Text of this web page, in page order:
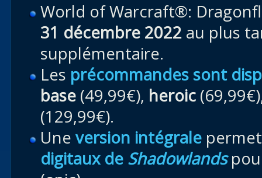
World of Warcraft®:
31 décembre 2022 au plus
supplémentaire.
Les précommandes sont
base (49,99€), heroic
(129,99€).
Une version intégrale
digitaux de Shadowlands